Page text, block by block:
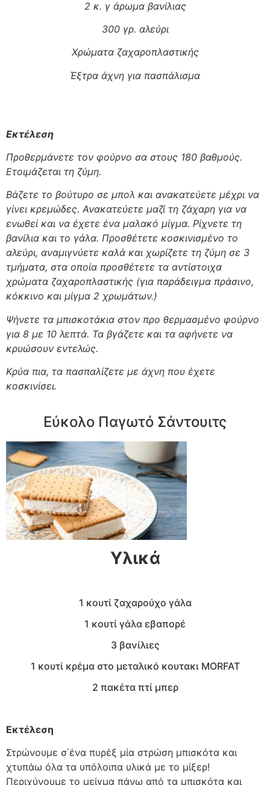
2 κ. γ άρωμα βανίλιας
300 γρ. αλεύρι
Χρώματα ζαχαροπλαστικής
Έξτρα άχνη για πασπάλισμα
Εκτέλεση
Προθερμάνετε τον φούρνο σα στους 180 βαθμούς.
Ετοιμάζεται τη ζύμη.
Βάζετε το βούτυρο σε μπολ και ανακατεύετε μέχρι να
γίνει κρεμώδες. Ανακατεύετε μαζί τη ζάχαρη για να
ενωθεί και να έχετε ένα μαλακό μίγμα. Ρίχνετε τη
βανίλια και το γάλα. Προσθέτετε κοσκινισμένο το
αλεύρι, αναμιγνύετε καλά και χωρίζετε τη ζύμη σε 3
τμήματα, στα οποία προσθέτετε τα αντίστοιχα
χρώματα ζαχαροπλαστικής (για παράδειγμα πράσινο,
κόκκινο και μίγμα 2 χρωμάτων.)
Ψήνετε τα μπισκοτάκια στον προ θερμασμένο φούρνο
για 8 με 10 λεπτά. Τα βγάζετε και τα αφήνετε να
κρυώσουν εντελώς.
Κρύα πια, τα πασπαλίζετε με άχνη που έχετε
κοσκινίσει.
Εύκολο Παγωτό Σάντουιτς
Υλικά
1 κουτίζαχαρούχο γάλα
1 κουτί γάλα εβαπορέ
3βανίλιες
1 κουτίκρέμα στο μεταλικό κουτακι MORFAT
2 πακέταπτί μπερ
Εκτέλεση
Στρώνουμε σ΄ένα πυρέξ μία στρώση μπισκότα και
χτυπάω όλα τα υπόλοιπα υλικά με το μίξερ!
Περιχύνουμε το μείγμα πάνω από τα μπισκότα και